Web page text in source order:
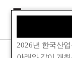
2026년 한국산